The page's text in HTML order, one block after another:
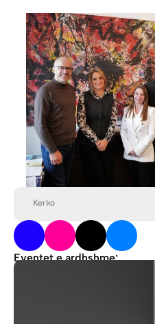
Kerko
Eventet e ardhshme:
Konferenca IV “Ekonomia shpëton